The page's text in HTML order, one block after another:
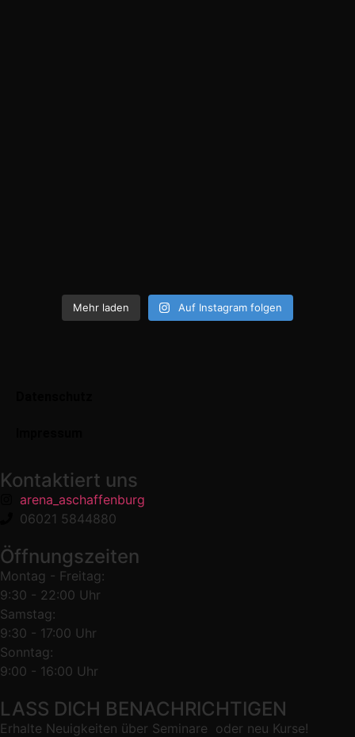
Mehr laden Auf Instagram folgen
Kontaktiert uns
arena_aschaffenburg
06021 5844880
Öffnungszeiten
Montag - Freitag:
9:30 - 22:00 Uhr
Samstag:
9:30 - 17:00 Uhr
Sonntag:
9:00 - 16:00 Uhr
LASS DICH BENACHRICHTIGEN
Erhalte Neuigkeiten über Seminare oder neu Kurse!